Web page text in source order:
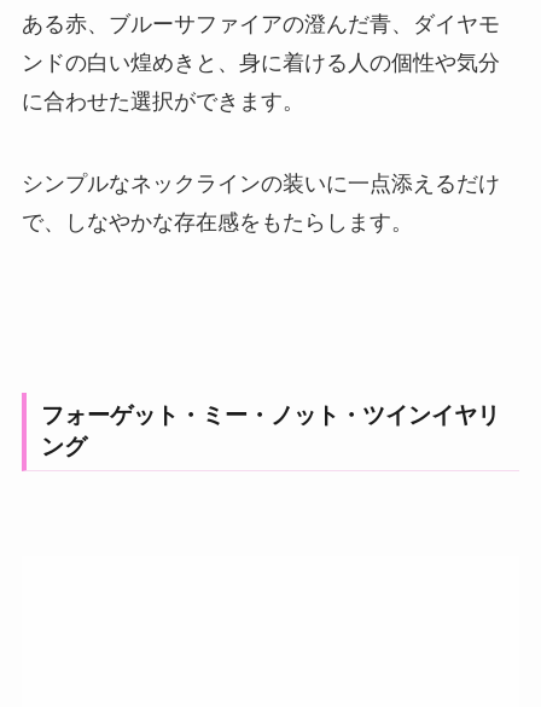
ある赤、ブルーサファイアの澄んだ青、ダイヤモ
ンドの白い煌めきと、身に着ける人の個性や気分
に合わせた選択ができます。
シンプルなネックラインの装いに一点添えるだけ
で、しなやかな存在感をもたらします。
フォーゲット・ミー・ノット・ツインイヤリ
ング